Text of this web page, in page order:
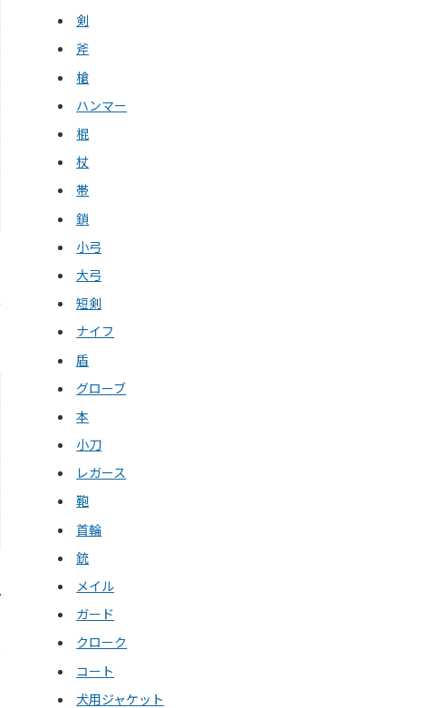
剣
斧
槍
ハンマー
棍
杖
帯
鎖
小弓
大弓
短剣
ナイフ
盾
グローブ
本
小刀
レガース
鞄
首輪
銃
メイル
ガード
クローク
コート
犬用ジャケット